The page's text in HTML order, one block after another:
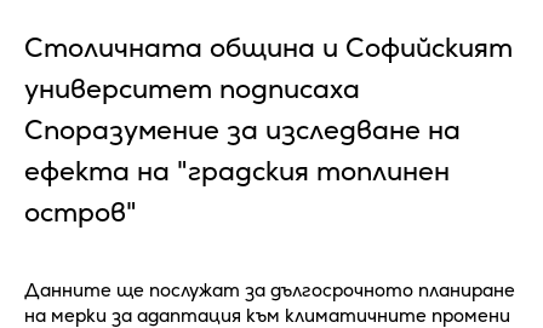
Столичната община и Софийският
университет подписаха
Споразумение за изследване на
ефекта на "градския топлинен
остров"
Данните ще послужат за дългосрочното планиране
на мерки за адаптация към климатичните промени